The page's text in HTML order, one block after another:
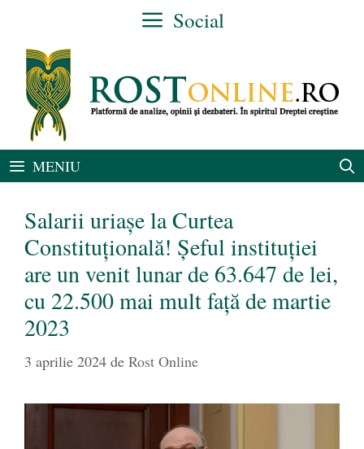
conținut
Social
MENIU
Salarii uriașe la Curtea
Constituțională! Șeful instituției
are un venit lunar de 63.647 de lei,
cu 22.500 mai mult față de martie
2023
3 aprilie 2024 de Rost Online